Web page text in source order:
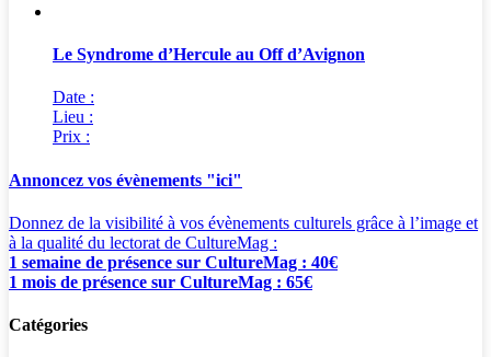
Le Syndrome d’Hercule au Off d’Avignon
Date :
Lieu :
Prix :
Annoncez vos évènements "ici"
Donnez de la visibilité à vos évènements culturels grâce à l’image et
à la qualité du lectorat de CultureMag :
1 semaine de présence sur CultureMag : 40€
1 mois de présence sur CultureMag : 65€
Catégories